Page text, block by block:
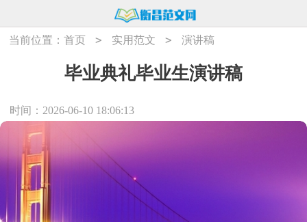
当前位置：首页 > 实用范文 > 演讲稿
毕业典礼毕业生演讲稿
时间：2026-06-10 18:06:13